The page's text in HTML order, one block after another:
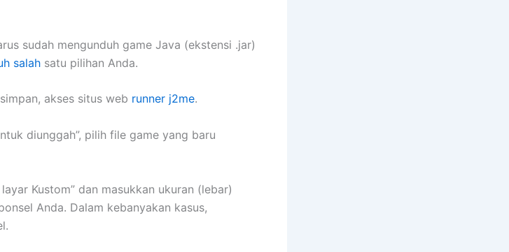
sudah mengunduh game Java (ekstensi .jar)
salah satu pilihan Anda.
akses situs web runner j2me.
diunggah”, pilih file game yang baru
Kustom” dan masukkan ukuran (lebar)
Anda. Dalam kebanyakan kasus,